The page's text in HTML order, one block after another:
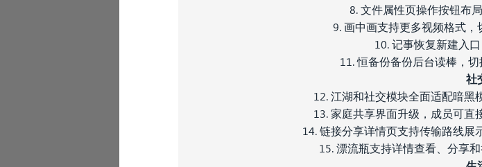
8. 文件属性页操作按钮布
9. 画中画支持更多视频格式
10. 记事恢复新建入
11. 恒备份备份后台读棒，
社
12. 江湖和社交模块全面适配暗黑
13. 家庭共享界面升级，成员可
14. 链接分享详情页支持传输路线
15. 漂流瓶支持详情查看、分享